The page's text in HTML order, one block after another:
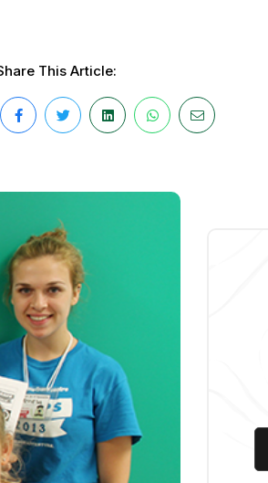
This Article: